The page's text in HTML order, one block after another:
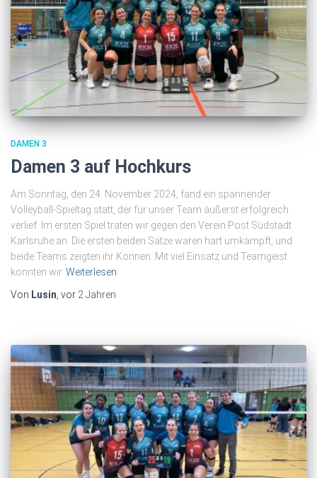
DAMEN 3
Damen 3 auf Hochkurs
Am Sonntag, den 24. November 2024, fand ein spannender
Volleyball-Spieltag statt, der für unser Team äußerst erfolgreich
verlief. Im ersten Spiel traten wir gegen den Verein Post Südstadt
Karlsruhe an. Die ersten beiden Sätze waren hart umkämpft, und
beide Teams zeigten ihr Können. Mit viel Einsatz und Teamgeist
konnten wir Weiterlesen
Von Lusin , vor 2 Jahren